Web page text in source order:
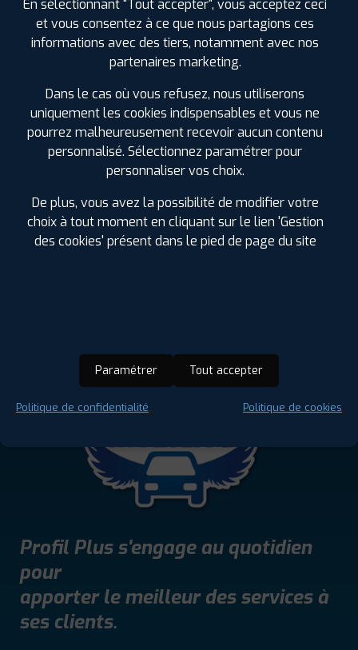
D'INFOS SUR MYPROFIL+
La carte de fidélité MyPROFIL+ estentièrement
GRATUITE !
Chaque achat la crédite de 2.5% du montant
Vous pouvez utiliser les Euros cumuléssur les pneus,
l'entretien auto(vidange, freinage, suspension, géométrie,
climatisation et échappement) ou dans nos boutiques
d'accessoires. Pas de besoin dans l'immédiat, faites en
Profil Plus s'engage au quotidien
pour
apporter le meilleur des services à
ses clients.
En sélectionnant "Tout accepter", vous acceptez ceci
et vous consentez à ce que nous partagions ces
informations avec des tiers, notamment avec nos
partenaires marketing.
Dans le cas où vous refusez, nous utiliserons
uniquement les cookies indispensables et vous ne
pourrez malheureusement recevoir aucun contenu
personnalisé. Sélectionnez paramétrer pour
personnaliser vos choix.
De plus, vous avez la possibilité de modifier votre
choix à tout moment en cliquant sur le lien 'Gestion
des cookies' présent dans le pied de page du site
Paramétrer Tout accepter
Politique de confidentialité Politique de cookies